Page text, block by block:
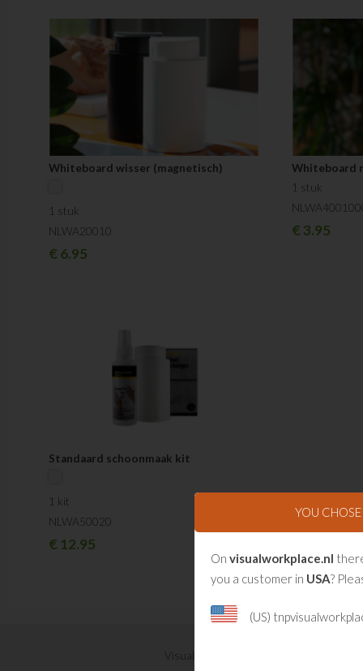
Whiteboard wisser (magnetisch)
1 stuk
NLWA20010
€6.95
Whiteboard
1 stuk
€3.95
Standaard schoonmaak kit
1 kit
NLWA50020
€12.95
Visual Management updates ontvangen?
YOU CHOSE
On visualworkplace.nl
you a customer in USA?
(US)